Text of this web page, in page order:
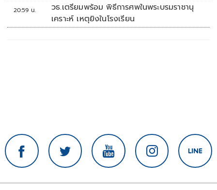
20:59 น.
วธ.เตรียมพร้อม พิธีการศพในพระบรมราชานุ
เคราะห์ เหตุยิงในโรงเรียน